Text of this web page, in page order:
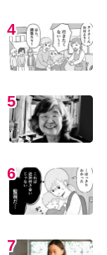
4
5
6
7